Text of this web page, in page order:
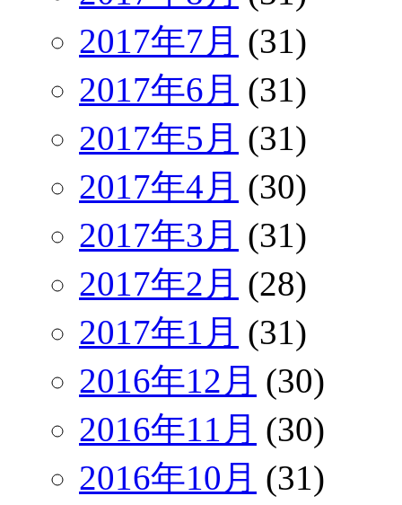
2017年7月 (31)
2017年6月 (31)
2017年5月 (31)
2017年4月 (30)
2017年3月 (31)
2017年2月 (28)
2017年1月 (31)
2016年12月 (30)
2016年11月 (30)
2016年10月 (31)